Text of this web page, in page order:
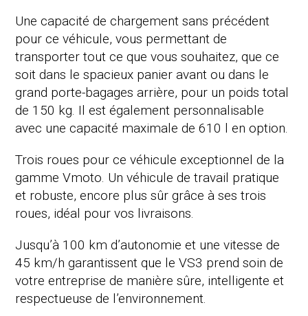
Une capacité de chargement sans précédent
pour ce véhicule, vous permettant de
transporter tout ce que vous souhaitez, que ce
soit dans le spacieux panier avant ou dans le
grand porte-bagages arrière, pour un poids total
de 150 kg. Il est également personnalisable
avec une capacité maximale de 610 l en option.
Trois roues pour ce véhicule exceptionnel de la
gamme Vmoto. Un véhicule de travail pratique
et robuste, encore plus sûr grâce à ses trois
roues, idéal pour vos livraisons.
Jusqu’à 100 km d’autonomie et une vitesse de
45 km/h garantissent que le VS3 prend soin de
votre entreprise de manière sûre, intelligente et
respectueuse de l’environnement.